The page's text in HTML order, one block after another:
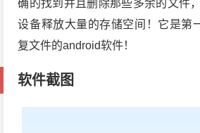
确的找到并且删除那些多余的文件
设备释放大量的存储空间！它是第
复文件的android软件！
软件截图